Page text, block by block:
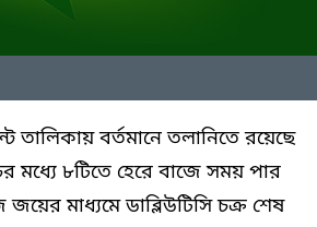
তালিকায় বর্তমানে তলানিতে রয়েছে
মধ্যে ৮টিতে হেরে বাজে সময় পার
মাধ্যমে ডাব্লিউটিসি চক্র শেষ